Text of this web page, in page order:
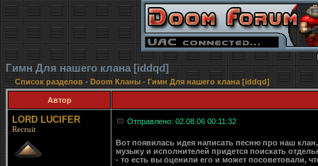
Гимн Для нашего клана [iddqd]
Список разделов- Doom Кланы-Гимн Для нашего клана [iddqd]
Автор
LORD LUCIFER
Recruit
Отправлено: 02.08.06 00:11:32
Вот появилась идея написать песню про наш
музыку и исполнителей придется поискать
- то есть вы оценили его и может посоветовали,